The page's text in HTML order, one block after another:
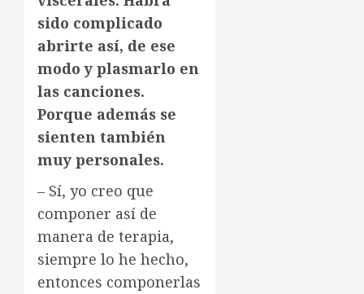
sido complicado
abrirte así, de ese
modo y plasmarlo en
las canciones.
Porque además se
sienten también
muy personales.
– Sí, yo creo que
componer así de
manera de terapia,
siempre lo he hecho,
entonces componerlas